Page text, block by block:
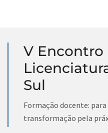
V Encontro
Sul
Formação docente:
transformação pela